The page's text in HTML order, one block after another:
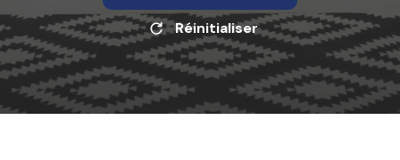
Réinitialiser